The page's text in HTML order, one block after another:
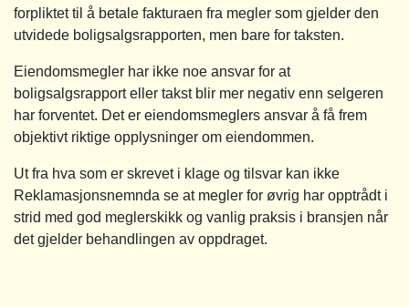
forpliktet til å betale fakturaen fra megler som gjelder den
utvidede boligsalgsrapporten, men bare for taksten.
Eiendomsmegler har ikke noe ansvar for at
boligsalgsrapport eller takst blir mer negativ enn selgeren
har forventet. Det er eiendomsmeglers ansvar å få frem
objektivt riktige opplysninger om eiendommen.
Ut fra hva som er skrevet i klage og tilsvar kan ikke
Reklamasjonsnemnda se at megler for øvrig har opptrådt i
strid med god meglerskikk og vanlig praksis i bransjen når
det gjelder behandlingen av oppdraget.